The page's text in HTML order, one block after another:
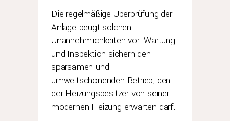
Die regelmäßige Überprüfung der
Anlage beugt solchen
Unannehmlichkeiten vor. Wartung
und Inspektion sichern den
sparsamen und
umweltschonenden Betrieb, den
der Heizungsbesitzer von seiner
modernen Heizung erwarten darf.